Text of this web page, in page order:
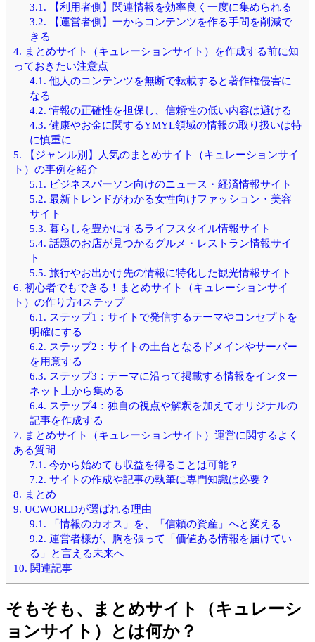
3.1. 【利用者側】関連情報を効率良く一度に集められる
3.2. 【運営者側】一からコンテンツを作る手間を削減で
きる
4. まとめサイト（キュレーションサイト）を作成する前に知
っておきたい注意点
4.1. 他人のコンテンツを無断で転載すると著作権侵害に
なる
4.2. 情報の正確性を担保し、信頼性の低い内容は避ける
4.3. 健康やお金に関するYMYL領域の情報の取り扱いは特
に慎重に
5. 【ジャンル別】人気のまとめサイト（キュレーションサイ
ト）の事例を紹介
5.1. ビジネスパーソン向けのニュース・経済情報サイト
5.2. 最新トレンドがわかる女性向けファッション・美容
サイト
5.3. 暮らしを豊かにするライフスタイル情報サイト
5.4. 話題のお店が見つかるグルメ・レストラン情報サイ
ト
5.5. 旅行やお出かけ先の情報に特化した観光情報サイト
6. 初心者でもできる！まとめサイト（キュレーションサイ
ト）の作り方4ステップ
6.1. ステップ1：サイトで発信するテーマやコンセプトを
明確にする
6.2. ステップ2：サイトの土台となるドメインやサーバー
を用意する
6.3. ステップ3：テーマに沿って掲載する情報をインター
ネット上から集める
6.4. ステップ4：独自の視点や解釈を加えてオリジナルの
記事を作成する
7. まとめサイト（キュレーションサイト）運営に関するよく
ある質問
7.1. 今から始めても収益を得ることは可能？
7.2. サイトの作成や記事の執筆に専門知識は必要？
8. まとめ
9. UCWORLDが選ばれる理由
9.1. 「情報のカオス」を、「信頼の資産」へと変える
9.2. 運営者様が、胸を張って「価値ある情報を届けてい
る」と言える未来へ
10. 関連記事
そもそも、まとめサイト（キュレーシ
ョンサイト）とは何か？